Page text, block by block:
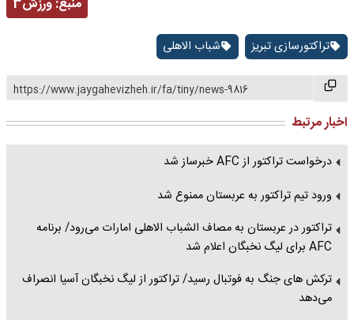
تراکتورسازی تبریز شباب الاهلی
https://www.jaygahevizheh.ir/fa/tiny/news-9816
اخبار مرتبط
درخواست تراکتور از AFC خبرساز شد
ورود تیم‌ تراکتور به عربستان ممنوع شد
تراکتور در عربستان به مصاف الشباب الاهلی امارات می‌رود/ برنامه
AFC برای لیگ نخبگان اعلام شد
ترکش های جنگ به فوتبال رسید/ تراکتور از لیگ نخبگان آسیا انصراف
می‌دهد